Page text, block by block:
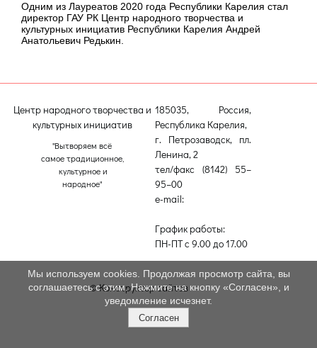
Одним из Лауреатов 2020 года Республики Карелия стал
директор ГАУ РК Центр народного творчества и
культурных инициатив Республики Карелия Андрей
Анатольевич Редькин.
Центр народного творчества и
культурных инициатив
"Вытворяем всё
самое традиционное,
культурное и
народное"
185035, Россия,
Республика Карелия,
г. Петрозаводск, пл.
Ленина, 2
тел/факс (8142) 55–
95–00
e-mail:
График работы:
ПН-ПТ с 9.00 до 17.00
© Конструктор сайтовNubex.ru
Мы используем cookies. Продолжая просмотр сайта, вы
соглашаетесь с этим. Нажмите на кнопку «Согласен», и
уведомление исчезнет.
Согласен